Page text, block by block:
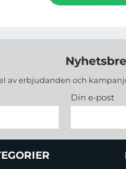
av erbjudanden och
Din e-post